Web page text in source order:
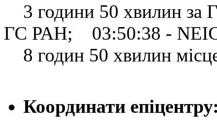
3 години 50 хвилин за
ГС РАН; 03:50:38 -
8 годин 50 хвилин
Координати